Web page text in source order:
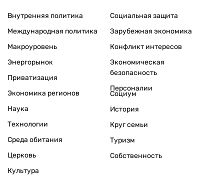
Внутренняя политика
Международная политика
Макроуровень
Энергорынок
Приватизация
Экономика регионов
Социальная защита
Зарубежная экономика
Конфликт интересов
Экономическая
безопасность
Персоналии
Наука
Технологии
Среда обитания
Церковь
Культура
Социум
История
Круг семьи
Туризм
Собственность